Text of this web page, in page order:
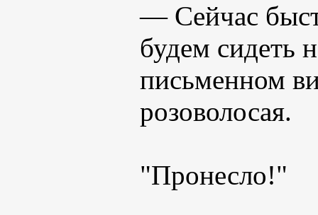
— Сейчас
будем сидеть
письменном
розоволосая.
"Пронесло!"